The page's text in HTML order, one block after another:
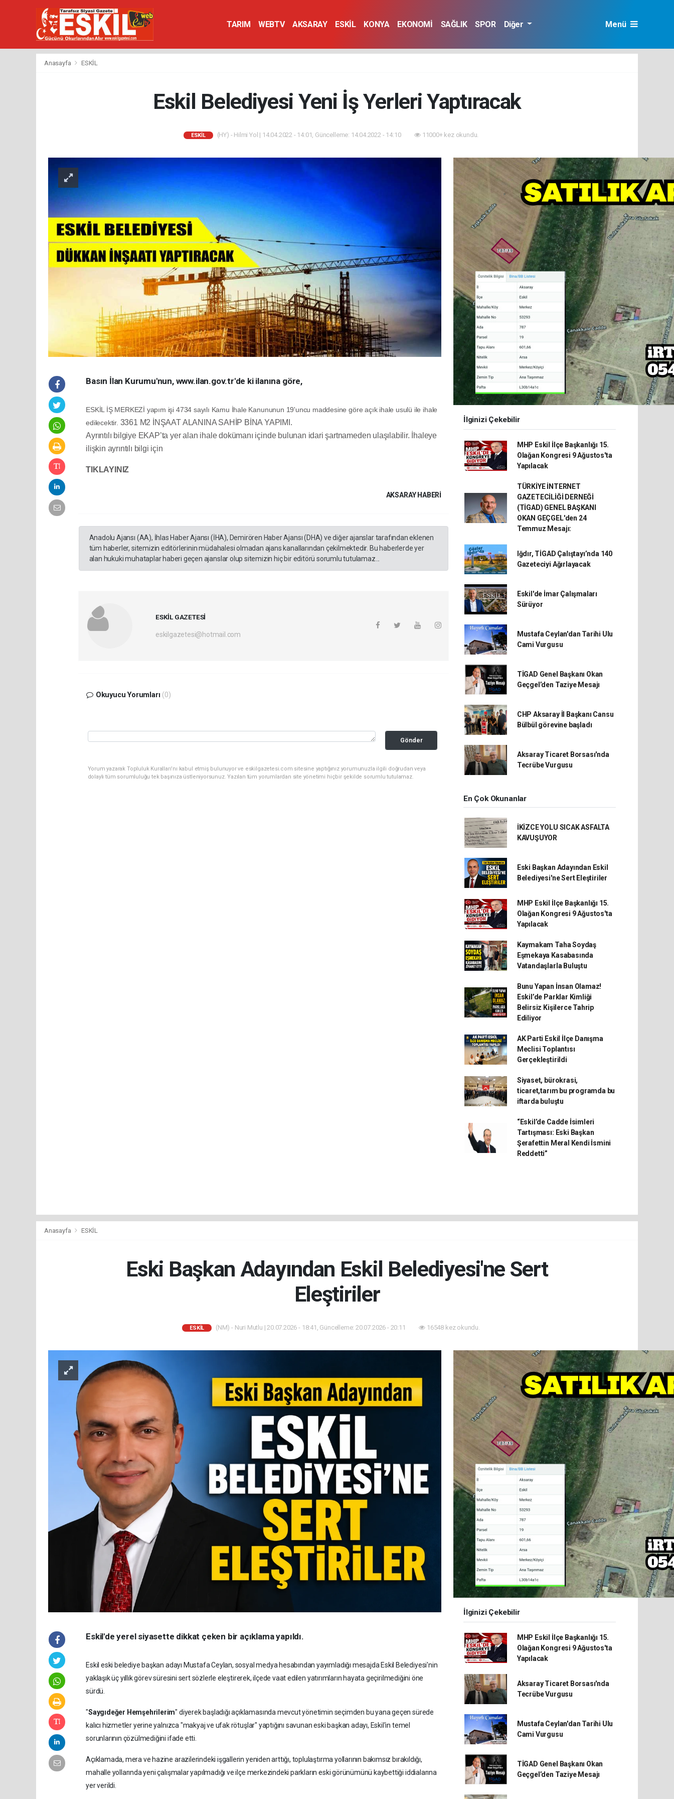
TARIM WEBTV AKSARAY ESKİL KONYA EKONOMİ SAĞLIK SPOR Diğer Menü
Anasayfa ESKİL
Eskil Belediyesi Yeni İş Yerleri Yaptıracak
ESKİL (HY) - Hilmi Yol | 14.04.2022 - 14:01, Güncelleme: 14.04.2022 - 14:10 11000+ kez okundu.
Basın İlan Kurumu'nun, www.ilan.gov.tr'de ki ilanına göre,
ESKİL İŞ MERKEZİ yapım işi 4734 sayılı Kamu İhale Kanununun 19'uncu maddesine göre açık ihale usulü ile ihale
edilecektir. 3361 M2 İNŞAAT ALANINA SAHİP BİNA YAPIMI.
Ayrıntılı bilgiye EKAP’ta yer alan ihale dokümanı içinde bulunan idari şartnameden ulaşılabilir. İhaleye
ilişkin ayrıntılı bilgi için
TIKLAYINIZ
AKSARAY HABERİ
Anadolu Ajansı (AA), İhlas Haber Ajansı (İHA), Demirören Haber Ajansı (DHA) ve diğer ajanslar tarafından eklenen
tüm haberler, sitemizin editörlerinin müdahalesi olmadan ajans kanallarından çekilmektedir. Bu haberlerde yer
alan hukuki muhataplar haberi geçen ajanslar olup sitemizin hiç bir editörü sorumlu tutulamaz...
ESKİL GAZETESİ
eskilgazetesi@hotmail.com
Okuyucu Yorumları (0)
Gönder
Yorum yazarak Topluluk Kuralları’nı kabul etmiş bulunuyor ve eskilgazetesi.com sitesine yaptığınız yorumunuzla ilgili doğrudan veya
dolaylı tüm sorumluluğu tek başınıza üstleniyorsunuz. Yazılan tüm yorumlardan site yönetimi hiçbir şekilde sorumlu tutulamaz.
İlginizi Çekebilir
MHP Eskil İlçe Başkanlığı 15.
Olağan Kongresi 9 Ağustos'ta
Yapılacak
TÜRKİYE İNTERNET
GAZETECİLİĞİ DERNEĞİ
(TİGAD) GENEL BAŞKANI
OKAN GEÇGEL'den 24
Temmuz Mesajı:
Iğdır, TİGAD Çalıştayı’nda 140
Gazeteciyi Ağırlayacak
Eskil'de İmar Çalışmaları
Sürüyor
Mustafa Ceylan'dan Tarihi Ulu
Cami Vurgusu
TİGAD Genel Başkanı Okan
Geçgel’den Taziye Mesajı
CHP Aksaray İl Başkanı Cansu
Bülbül görevine başladı
Aksaray Ticaret Borsası'nda
Tecrübe Vurgusu
En Çok Okunanlar
İKİZCE YOLU SICAK ASFALTA
KAVUŞUYOR
Eski Başkan Adayından Eskil
Belediyesi'ne Sert Eleştiriler
MHP Eskil İlçe Başkanlığı 15.
Olağan Kongresi 9 Ağustos'ta
Yapılacak
Kaymakam Taha Soydaş
Eşmekaya Kasabasında
Vatandaşlarla Buluştu
Bunu Yapan İnsan Olamaz!
Eskil’de Parklar Kimliği
Belirsiz Kişilerce Tahrip
Ediliyor
AK Parti Eskil İlçe Danışma
Meclisi Toplantısı
Gerçekleştirildi
Siyaset, bürokrasi,
ticaret,tarım bu programda bu
iftarda buluştu
“Eskil’de Cadde İsimleri
Tartışması: Eski Başkan
Şerafettin Meral Kendi İsmini
Reddetti”
Anasayfa ESKİL
Eski Başkan Adayından Eskil Belediyesi'ne Sert
Eleştiriler
ESKİL (NM) - Nuri Mutlu | 20.07.2026 - 18:41, Güncelleme: 20.07.2026 - 20:11 16548 kez okundu.
Eskil'de yerel siyasette dikkat çeken bir açıklama yapıldı.
Eskil eski belediye başkan adayı Mustafa Ceylan, sosyal medya hesabından yayımladığı mesajda Eskil Belediyesi'nin
yaklaşık üç yıllık görev süresini sert sözlerle eleştirerek, ilçede vaat edilen yatırımların hayata geçirilmediğini öne
sürdü.
"Saygıdeğer Hemşehrilerim" diyerek başladığı açıklamasında mevcut yönetimin seçimden bu yana geçen sürede
kalıcı hizmetler yerine yalnızca "makyaj ve ufak rötuşlar" yaptığını savunan eski başkan adayı, Eskil'in temel
sorunlarının çözülmediğini ifade etti.
Açıklamada, mera ve hazine arazilerindeki işgallerin yeniden arttığı, toplulaştırma yollarının bakımsız bırakıldığı,
mahalle yollarında yeni çalışmalar yapılmadığı ve ilçe merkezindeki parkların eski görünümünü kaybettiği iddialarına
yer verildi.
İlginizi Çekebilir
MHP Eskil İlçe Başkanlığı 15.
Olağan Kongresi 9 Ağustos'ta
Yapılacak
Aksaray Ticaret Borsası'nda
Tecrübe Vurgusu
Mustafa Ceylan'dan Tarihi Ulu
Cami Vurgusu
TİGAD Genel Başkanı Okan
Geçgel’den Taziye Mesajı